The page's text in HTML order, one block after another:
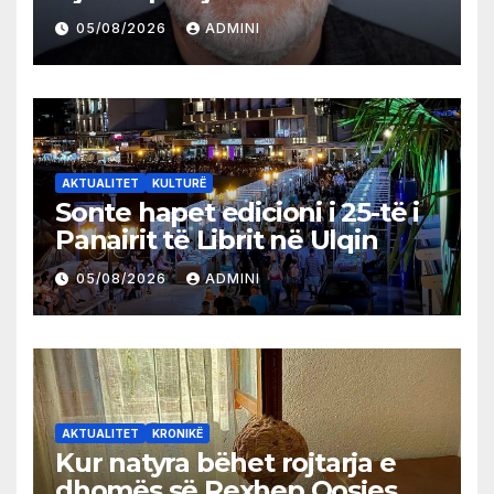
05/08/2026 ADMINI
AKTUALITET KULTURË
Sonte hapet edicioni i 25-të i
Panairit të Librit në Ulqin
05/08/2026 ADMINI
AKTUALITET KRONIKË
Kur natyra bëhet rojtarja e